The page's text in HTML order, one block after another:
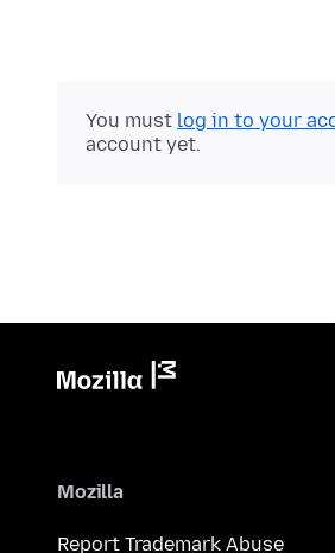
You must log in to your
account yet.
Mozilla
Report Trademark Abuse